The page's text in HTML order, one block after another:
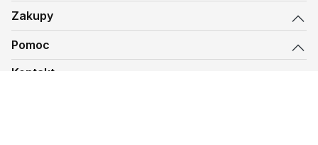
Zakupy
Pomoc
Kontakt